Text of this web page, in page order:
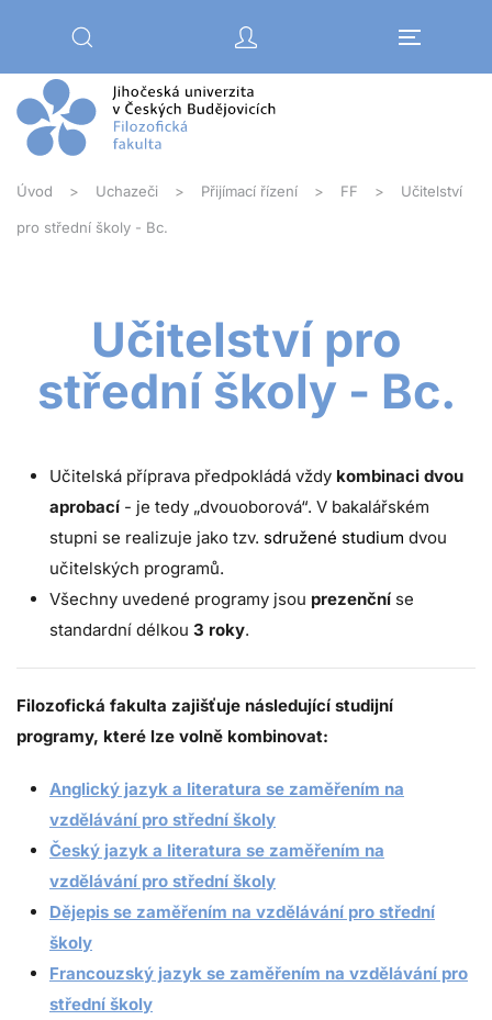
Úvod Uchazeči Přijímací řízení FF Učitelství
pro střední školy - Bc.
Učitelství pro
střední školy - Bc.
Učitelská příprava předpokládá vždy kombinaci dvou
aprobací - je tedy „dvouoborová“. V bakalářském
stupni se realizuje jako tzv. sdružené studium dvou
učitelských programů.
Všechny uvedené programy jsou prezenční se
standardní délkou 3 roky.
Filozofická fakulta zajišťuje následující studijní
programy, které lze volně kombinovat:
Anglický jazyk a literatura se zaměřením na
vzdělávání pro střední školy
Český jazyk a literatura se zaměřením na
vzdělávání pro střední školy
Dějepis se zaměřením na vzdělávání pro střední
školy
Francouzský jazyk se zaměřením na vzdělávání pro
střední školy